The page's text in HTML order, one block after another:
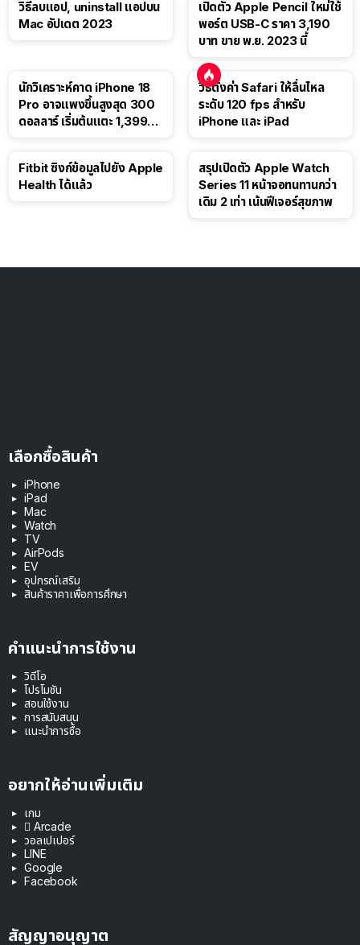
วิธีลบแอป, uninstall แอปบน
Mac อัปเดต 2023
เปิดตัว Apple Pencil ใหม่ใช้
พอร์ต USB-C ราคา 3,190
บาท ขาย พ.ย. 2023 นี้
นักวิเคราะห์คาด iPhone 18
Pro อาจแพงขึ้นสูงสุด 300
ดอลลาร์ เริ่มต้นแตะ 1,399
วิธีตั้งค่า Safari ให้ลื่นไหล
ระดับ 120 fps สำหรับ
iPhone และ iPad
Fitbit ซิงก์ข้อมูลไปยัง Apple
Health ได้แล้ว
สรุปเปิดตัว Apple Watch
Series 11 หน้าจอทนทานกว่า
เดิม 2 เท่า เน้นฟีเจอร์สุขภาพ
เลือกซื้อสินค้า
iPhone
iPad
Mac
Watch
TV
AirPods
EV
อุปกรณ์เสริม
สินค้าราคาเพื่อการศึกษา
คำแนะนำการใช้งาน
วิดีโอ
โปรโมชัน
สอนใช้งาน
การสนับสนุน
แนะนำการซื้อ
อยากให้อ่านเพิ่มเติม
เกม
 Arcade
วอลเปเปอร์
LINE
Google
Facebook
สัญญาอนุญาต